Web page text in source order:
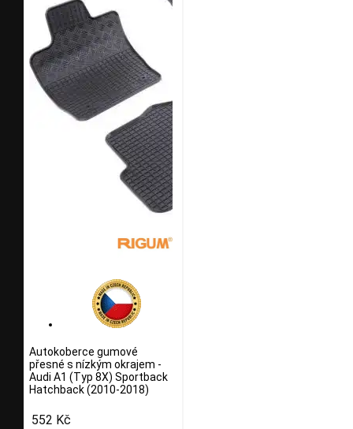
Autokoberce gumové
přesné s nízkým okrajem -
Audi A1 (Typ 8X) Sportback
Hatchback (2010-2018)
552 Kč